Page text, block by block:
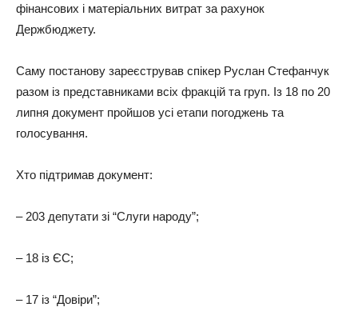
фінансових і матеріальних витрат за рахунок
Держбюджету.
Саму постанову зареєстрував спікер Руслан Стефанчук
разом із представниками всіх фракцій та груп. Із 18 по 20
липня документ пройшов усі етапи погоджень та
голосування.
Хто підтримав документ:
– 203 депутати зі “Слуги народу”;
– 18 із ЄС;
– 17 із “Довіри”;